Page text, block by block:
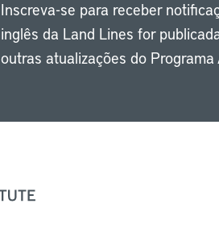
Inscreva-se para receber
inglês da Land Lines for
outras atualizações do